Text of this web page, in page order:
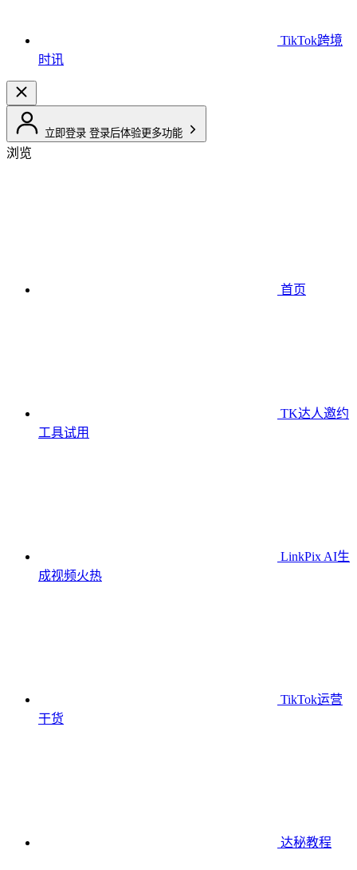
TikTok跨境
时讯
立即登录 登录后体验更多功能
浏览
首页
TK达人邀约
工具试用
LinkPix AI生
成视频火热
TikTok运营
干货
达秘教程